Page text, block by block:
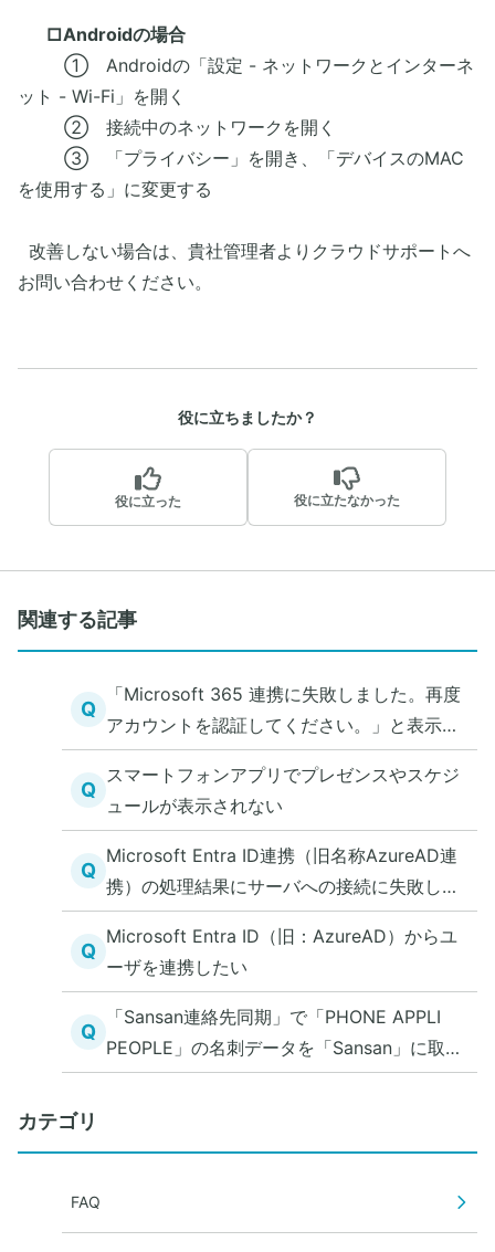
□Androidの場合
① Androidの「設定 - ネットワークとインターネ
ット - Wi-Fi」を開く
② 接続中のネットワークを開く
③ 「プライバシー」を開き、「デバイスのMAC
を使用する」に変更する
改善しない場合は、貴社管理者よりクラウドサポートへ
お問い合わせください。
役に立ちましたか？
役に立った 役に立たなかった
関連する記事
Q
「Microsoft 365 連携に失敗しました。再度
アカウントを認証してください。」と表示さ
れた
Q
スマートフォンアプリでプレゼンスやスケジ
ュールが表示されない
Q
Microsoft Entra ID連携（旧名称AzureAD連
携）の処理結果にサーバへの接続に失敗しま
したと表示される
Q
Microsoft Entra ID（旧：AzureAD）からユ
ーザを連携したい
Q
「Sansan連絡先同期」で「PHONE APPLI
PEOPLE」の名刺データを「Sansan」に取り
込むことは可能か
カテゴリ
FAQ